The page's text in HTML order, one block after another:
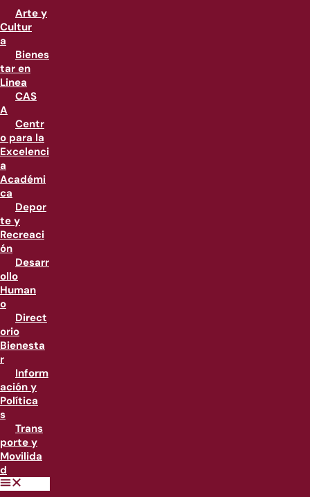
Arte y
Cultur
a
Bienes
tar en
Linea
CAS
A
Centr
o para la
Excelenci
a
Académi
ca
Depor
te y
Recreaci
ón
Desarr
ollo
Human
o
Direct
orio
Bienesta
r
Inform
ación y
Política
s
Trans
porte y
Movilida
d